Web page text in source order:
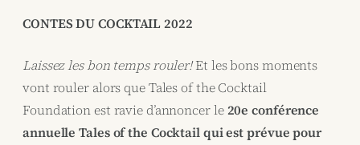
CONTES DU COCKTAIL 2022
Laissez les bon temps rouler!Et les bons moments
vont rouler alors que Tales of the Cocktail
Foundation est ravie d’annoncer le20e conférence
annuelle Tales of the Cocktail qui est prévue pour